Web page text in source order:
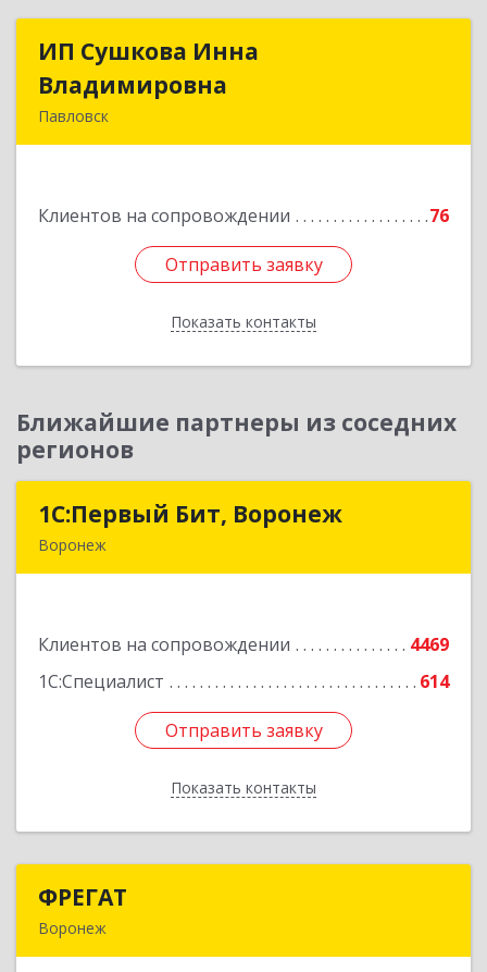
ИП Сушкова Инна
Владимировна
Павловск
Клиентов на сопровождении 76
Отправить заявку
Показать контакты
ИП Сушкова Инна
Отправить заявку
Назад
Ближайшие партнеры из соседних
регионов
1С:Первый Бит, Воронеж
Воронеж
Клиентов на сопровождении
4469
1С:Специалист
614
Отправить заявку
Показать контакты
1С:Первый Бит, Воронеж
Отправить заявку
Назад
ФРЕГАТ
Воронеж